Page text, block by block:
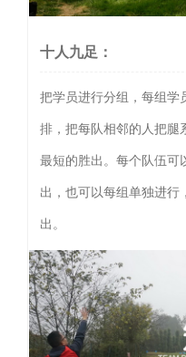
十人九足：
把学员进行分组，每组学
排，把每队相邻的人把腿
最短的胜出。每个队伍可
出，也可以每组单独进行
出。